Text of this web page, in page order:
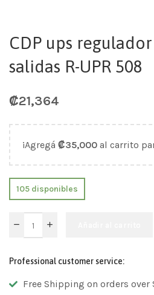
CDP ups
salidas R-UPR 508
₡21,364
¡Agregá ₡35,000 al carrito
105 disponibles
Professional customer service:
Free Shipping on orders over